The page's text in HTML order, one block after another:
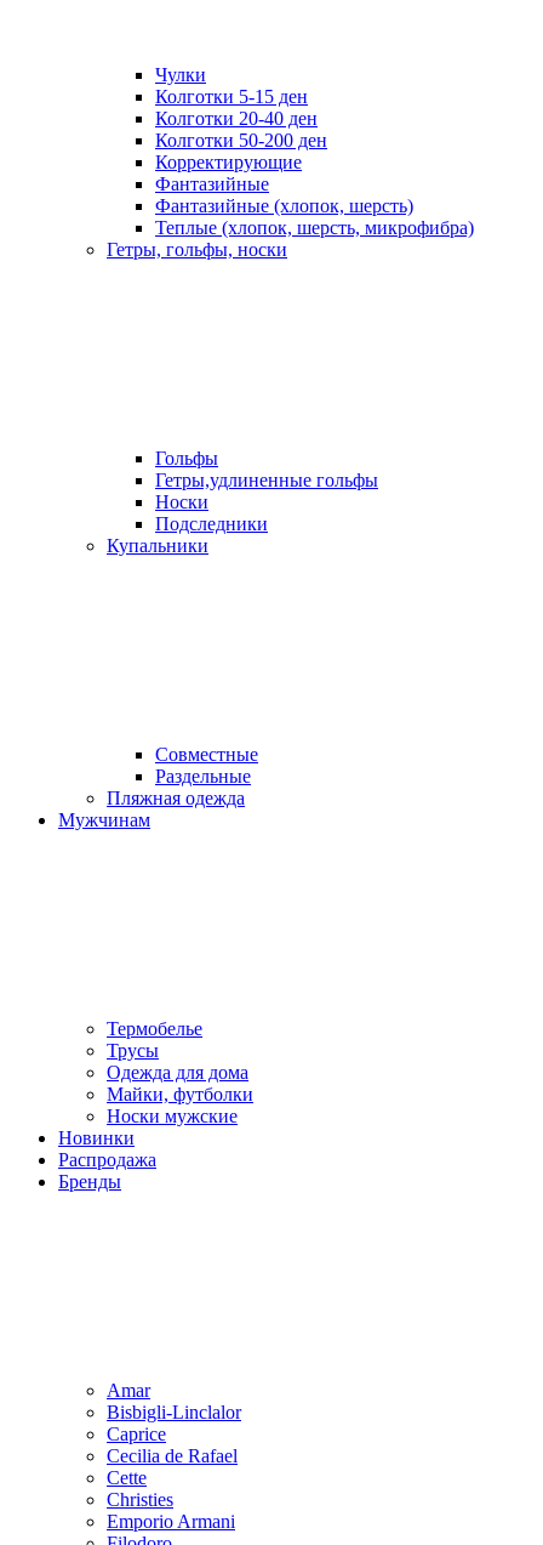
Чулки
Колготки 5-15 ден
Колготки 20-40 ден
Колготки 50-200 ден
Корректирующие
Фантазийные
Фантазийные (хлопок, шерсть)
Теплые (хлопок, шерсть, микрофибра)
Гетры, гольфы, носки
Гольфы
Гетры,удлиненные гольфы
Носки
Подследники
Купальники
Совместные
Раздельные
Пляжная одежда
Мужчинам
Термобелье
Трусы
Одежда для дома
Майки, футболки
Носки мужские
Новинки
Распродажа
Бренды
Amar
Bisbigli-Linclalor
Caprice
Cecilia de Rafael
Cette
Christies
Emporio Armani